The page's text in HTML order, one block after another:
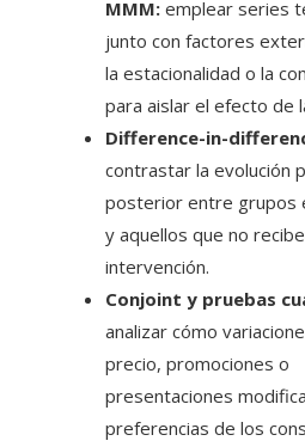
MMM: emplear series
junto con factores
la estacionalidad o la
para aislar el efecto de
Difference-in-
contrastar la evolución
posterior entre grupos
y aquellos que no
intervención.
Conjoint y pruebas
analizar cómo
precio, promociones o
presentaciones
preferencias de los